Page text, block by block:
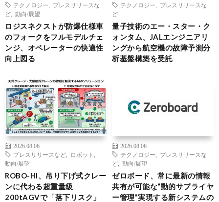
テクノロジー
プレスリリースな
ど
動向/展望
ロジスネクストが防爆仕様車
のフォークをフルモデルチェ
ンジ、オペレーターの快適性
向上図る
テクノロジー
プレスリリースな
ど
量子技術のエー・スター・ク
ォンタム、JALエンジニアリ
ングから航空機の故障予測分
析基盤構築を受託
2026.08.06
プレスリリースなど
ロボット
動向/展望
ROBO-HI、吊り下げ式クレー
ンに代わる超重量級
200tAGVで「落下リスク」
2026.08.06
テクノロジー
プレスリリースな
ど
動向/展望
ゼロボード、常に最新の情報
共有が可能な“動的サプライヤ
ー管理”実現する新システムの